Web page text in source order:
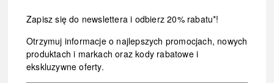
Zapisz się do newslettera i odbierz 20% rabatu*!
Otrzymuj informacje o najlepszych promocjach, nowych
produktach i markach oraz kody rabatowe i
ekskluzywne oferty.